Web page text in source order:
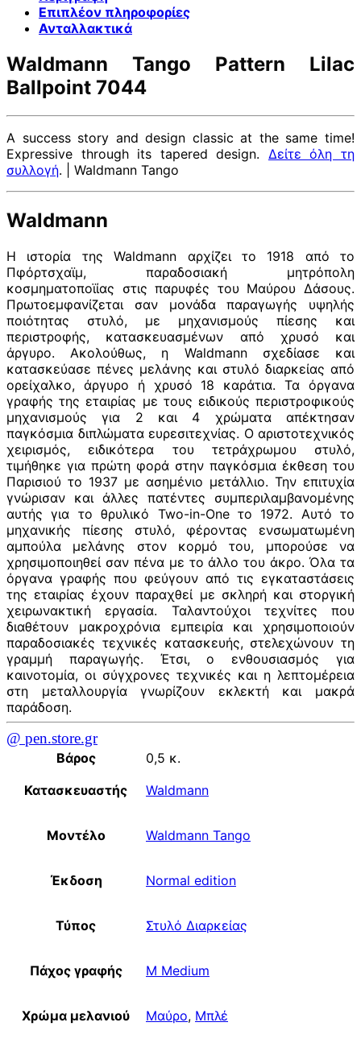
Επιπλέον πληροφορίες
Ανταλλακτικά
Waldmann Tango Pattern Lilac
Ballpoint 7044
A success story and design classic at the same time!
Expressive through its tapered design. Δείτε όλη τη
συλλογή. | Waldmann Tango
Waldmann
Η ιστορία της Waldmann αρχίζει το 1918 από το
Πφόρτσχαϊμ, παραδοσιακή μητρόπολη
κοσμηματοποϊίας στις παρυφές του Μαύρου Δάσους.
Πρωτοεμφανίζεται σαν μονάδα παραγωγής υψηλής
ποιότητας στυλό, με μηχανισμούς πίεσης και
περιστροφής, κατασκευασμένων από χρυσό και
άργυρο. Ακολούθως, η Waldmann σχεδίασε και
κατασκεύασε πένες μελάνης και στυλό διαρκείας από
ορείχαλκο, άργυρο ή χρυσό 18 καράτια. Τα όργανα
γραφής της εταιρίας με τους ειδικούς περιστροφικούς
μηχανισμούς για 2 και 4 χρώματα απέκτησαν
παγκόσμια διπλώματα ευρεσιτεχνίας. Ο αριστοτεχνικός
χειρισμός, ειδικότερα του τετράχρωμου στυλό,
τιμήθηκε για πρώτη φορά στην παγκόσμια έκθεση του
Παρισιού το 1937 με ασημένιο μετάλλιο. Την επιτυχία
γνώρισαν και άλλες πατέντες συμπεριλαμβανομένης
αυτής για το θρυλικό Two-in-One το 1972. Αυτό το
μηχανικής πίεσης στυλό, φέροντας ενσωματωμένη
αμπούλα μελάνης στον κορμό του, μπορούσε να
χρησιμοποιηθεί σαν πένα με το άλλο του άκρο. Όλα τα
όργανα γραφής που φεύγουν από τις εγκαταστάσεις
της εταιρίας έχουν παραχθεί με σκληρή και στοργική
χειρωνακτική εργασία. Ταλαντούχοι τεχνίτες που
διαθέτουν μακροχρόνια εμπειρία και χρησιμοποιούν
παραδοσιακές τεχνικές κατασκευής, στελεχώνουν τη
γραμμή παραγωγής. Έτσι, ο ενθουσιασμός για
καινοτομία, οι σύγχρονες τεχνικές και η λεπτομέρεια
στη μεταλλουργία γνωρίζουν εκλεκτή και μακρά
παράδοση.
@ pen.store.gr
Βάρος
0,5 κ.
Κατασκευαστής
Waldmann
Μοντέλο Waldmann Tango
Έκδοση Normal edition
Τύπος Στυλό Διαρκείας
Πάχος γραφής M Medium
Χρώμα μελανιού Μαύρο, Μπλέ